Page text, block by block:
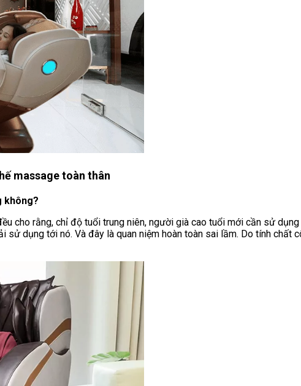
massage toàn thân
không?
cho rằng, chỉ độ tuổi trung niên, người già cao tuổi mới cần sử
sử dụng tới nó. Và đây là quan niệm hoàn toàn sai lầm. Do tính chất